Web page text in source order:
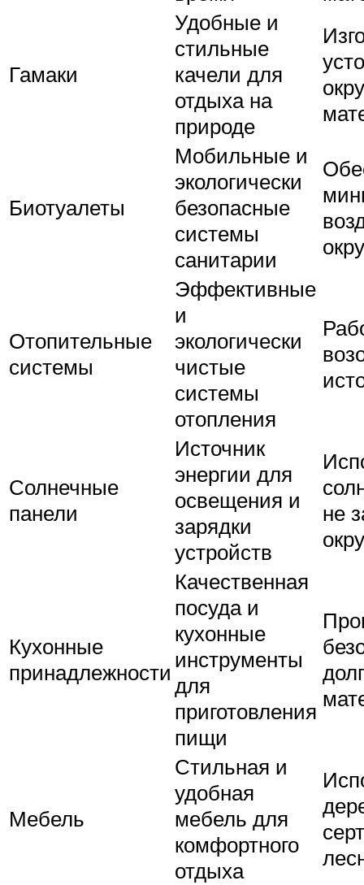
Гамаки
Удобные и
стильные
качели для
отдыха на
природе
Биотуалеты
Мобильные и
экологически
безопасные
системы
санитарии
Отопительные
системы
Эффективные
и
экологически
чистые
системы
отопления
Солнечные
панели
Источник
энергии для
освещения и
зарядки
устройств
не
Кухонные
принадлежности
Качественная
посуда и
кухонные
инструменты
для
приготовления
пищи
Мебель
Стильная и
удобная
мебель для
комфортного
отдыха